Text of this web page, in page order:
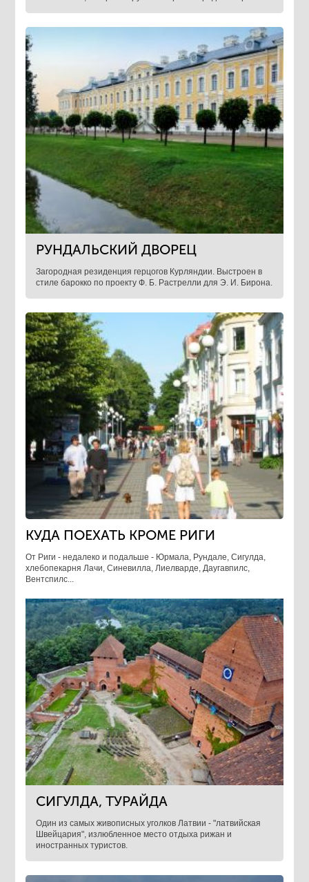
РУНДАЛЬСКИЙ ДВОРЕЦ
Загородная резиденция герцогов Курляндии. Выстроен в
стиле барокко по проекту Ф. Б. Растрелли для Э. И. Бирона.
КУДА ПОЕХАТЬ КРОМЕ РИГИ
От Риги - недалеко и подальше - Юрмала, Рундале, Сигулда,
хлебопекарня Лачи, Синевилла, Лиелварде, Даугавпилс,
Вентспилс...
СИГУЛДА, ТУРАЙДА
Один из самых живописных уголков Латвии - "латвийская
Швейцария", излюбленное место отдыха рижан и
иностранных туристов.